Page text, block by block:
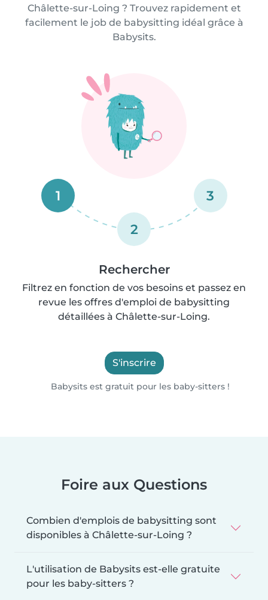
Châlette-sur-Loing ? Trouvez rapidement et
facilement le job de babysitting idéal grâce à
Babysits.
1
2
3
Rechercher
Filtrez en fonction de vos besoins et passez en
revue les offres d'emploi de babysitting
détaillées à Châlette-sur-Loing.
S'inscrire
Babysits est gratuit pour les baby-sitters !
Foire aux Questions
Combien d'emplois de babysitting sont
disponibles à Châlette-sur-Loing ?
L'utilisation de Babysits est-elle gratuite
pour les baby-sitters ?